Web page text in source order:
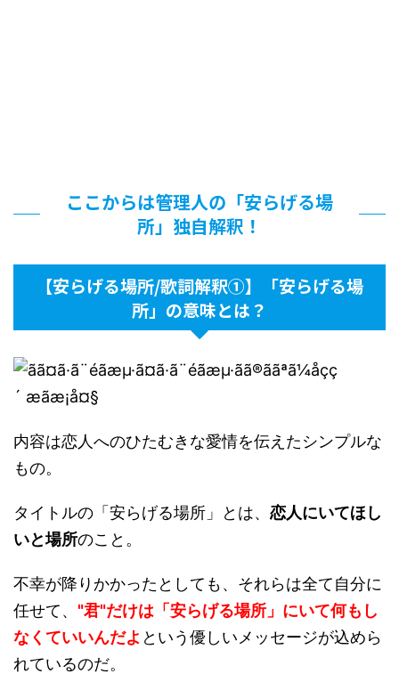
ここからは管理人の「安らげる場
所」独自解釈！
【安らげる場所/歌詞解釈①】「安らげる場
所」の意味とは？
内容は恋人へのひたむきな愛情を伝えたシンプルな
もの。
タイトルの「安らげる場所」とは、 恋人にいてほし
いと場所のこと。
不幸が降りかかったとしても、それらは全て自分に
任せて、 "君"だけは「安らげる場所」にいて何もし
なくていいんだよ という優しいメッセージが込めら
れているのだ。